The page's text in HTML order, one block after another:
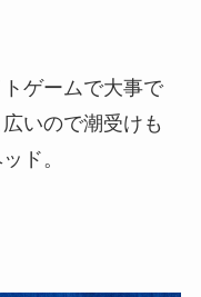
ゲームで大事で
いので潮受けも
ド。